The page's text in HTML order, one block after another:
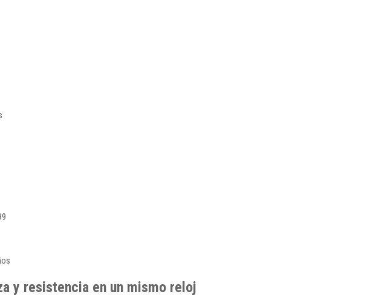
y resistencia en un mismo reloj